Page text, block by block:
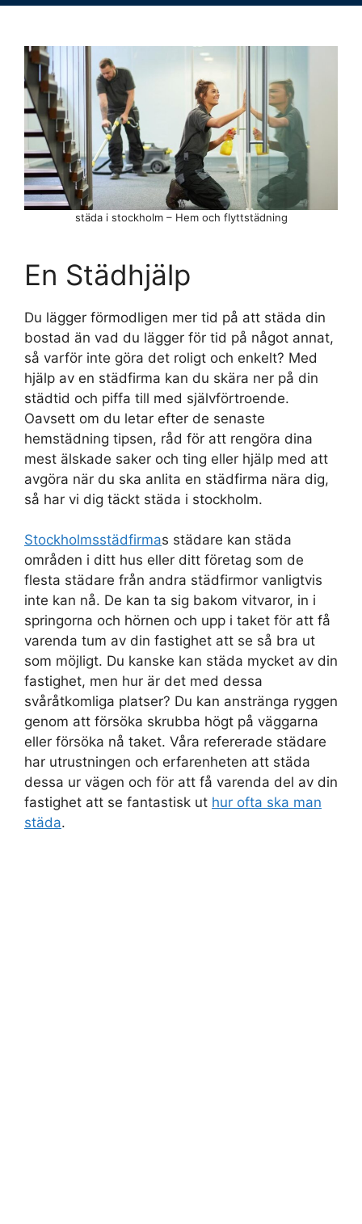
En Städhjälp
Du lägger förmodligen mer tid på att städa din
bostad än vad du lägger för tid på något annat,
så varför inte göra det roligt och enkelt? Med
hjälp av en städfirma kan du skära ner på din
städtid och piffa till med självförtroende.
Oavsett om du letar efter de senaste
hemstädning tipsen, råd för att rengöra dina
mest älskade saker och ting eller hjälp med att
avgöra när du ska anlita en städfirma nära dig,
så har vi dig täckt städa i stockholm.
Stockholmsstädfirmas städare kan städa
områden i ditt hus eller ditt företag som de
flesta städare från andra städfirmor vanligtvis
inte kan nå. De kan ta sig bakom vitvaror, in i
springorna och hörnen och upp i taket för att få
varenda tum av din fastighet att se så bra ut
som möjligt. Du kanske kan städa mycket av din
fastighet, men hur är det med dessa
svåråtkomliga platser? Du kan anstränga ryggen
genom att försöka skrubba högt på väggarna
eller försöka nå taket. Våra refererade städare
har utrustningen och erfarenheten att städa
dessa ur vägen och för att få varenda del av din
fastighet att se fantastisk ut hur ofta ska man
städa.
städa i stockholm – Hem och flyttstädning